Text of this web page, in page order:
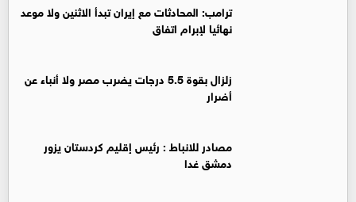
ترامب: المحادثات مع إيران تبدأ الاثنين ولا موعد
نهائيا لإبرام اتفاق
زلزال بقوة 5.5 درجات يضرب مصر ولا أنباء عن
أضرار
‏مصادر للانباط : رئيس إقليم كردستان يزور
دمشق غدا